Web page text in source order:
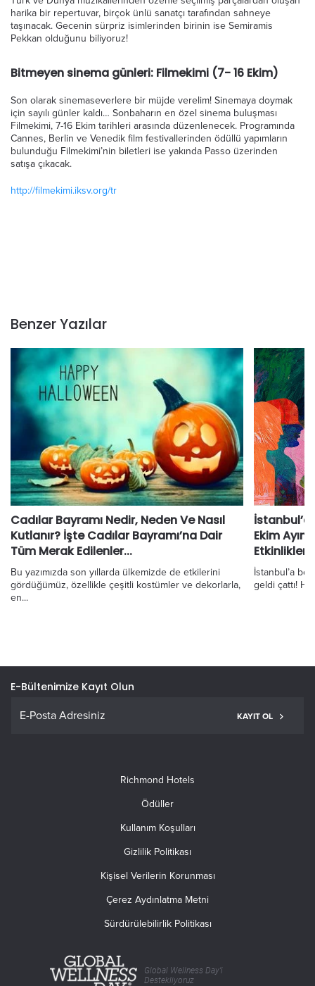
harika bir repertuvar, birçok ünlü sanatçı tarafından sahneye
taşınacak. Gecenin sürpriz isimlerinden birinin ise Semiramis
Pekkan olduğunu biliyoruz!
Bitmeyen sinema günleri: Filmekimi (7- 16 Ekim)
Son olarak sinemaseverlere bir müjde verelim! Sinemaya doymak
için sayılı günler kaldı… Sonbaharın en özel sinema buluşması
Filmekimi, 7-16 Ekim tarihleri arasında düzenlenecek. Programında
Cannes, Berlin ve Venedik film festivallerinden ödüllü yapımların
bulunduğu Filmekimi’nin biletleri ise yakında Passo üzerinden
satışa çıkacak.
http://filmekimi.iksv.org/tr
Benzer Yazılar
Cadılar Bayramı Nedir, Neden Ve Nasıl
Kutlanır? İşte Cadılar Bayramı’na Dair
Tüm Merak Edilenler...
Bu yazımızda son yıllarda ülkemizde de etkilerini
gördüğümüz, özellikle çeşitli kostümler ve dekorlarla,
en...
Ekim
Etkinlikler
İstanbul’a
geldi çattı!
E-Bültenimize Kayıt Olun
KAYIT OL
Richmond Hotels
Ödüller
Kullanım Koşulları
Gizlilik Politikası
Kişisel Verilerin Korunması
Çerez Aydınlatma Metni
Sürdürülebilirlik Politikası
Global Wellness Day’i
Destekliyoruz